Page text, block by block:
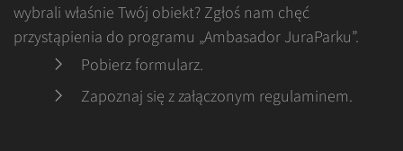
wybrali właśnie Twój obiekt? Zgłoś nam chęć
przystąpienia do programu „Ambasador JuraParku”.
Pobierz formularz.
Zapoznaj się z załączonym regulaminem.